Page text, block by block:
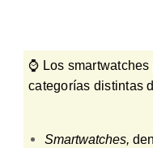
⌚ Los
categorías distintas
Smartwatches,